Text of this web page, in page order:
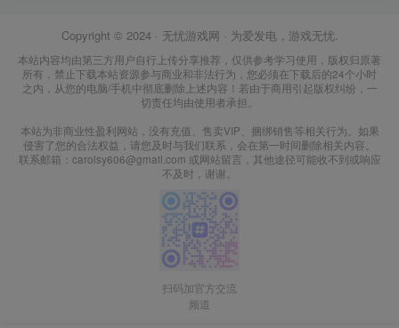
Copyright © 2024 · 无忧游戏网 · 为爱发电，游戏无忧.
本站内容均由第三方用户自行上传分享推荐，仅供参考学习使用，版权归原著
所有，禁止下载本站资源参与商业和非法行为，您必须在下载后的24个小时
之内，从您的电脑/手机中彻底删除上述内容！若由于商用引起版权纠纷，一
切责任均由使用者承担。
本站为非商业性盈利网站，没有充值、售卖VIP、捆绑销售等相关行为。如果
侵害了您的合法权益，请您及时与我们联系，会在第一时间删除相关内容。
联系邮箱：carolsy606@gmail.com 或网站留言，其他途径可能收不到或响应
不及时，谢谢。
扫码加官方交流
频道